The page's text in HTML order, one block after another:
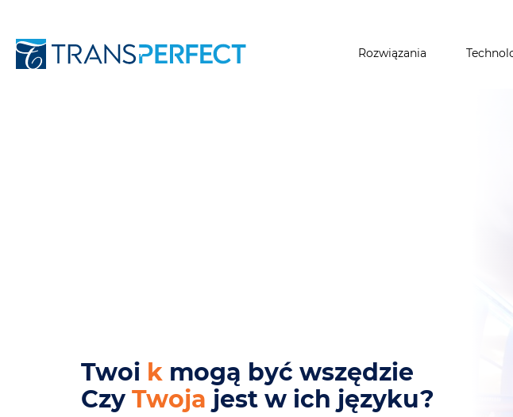
Rozwiązania
Twoi odbiorcy mogą być wszędzie
Czy Twoja st jest w ich języku?